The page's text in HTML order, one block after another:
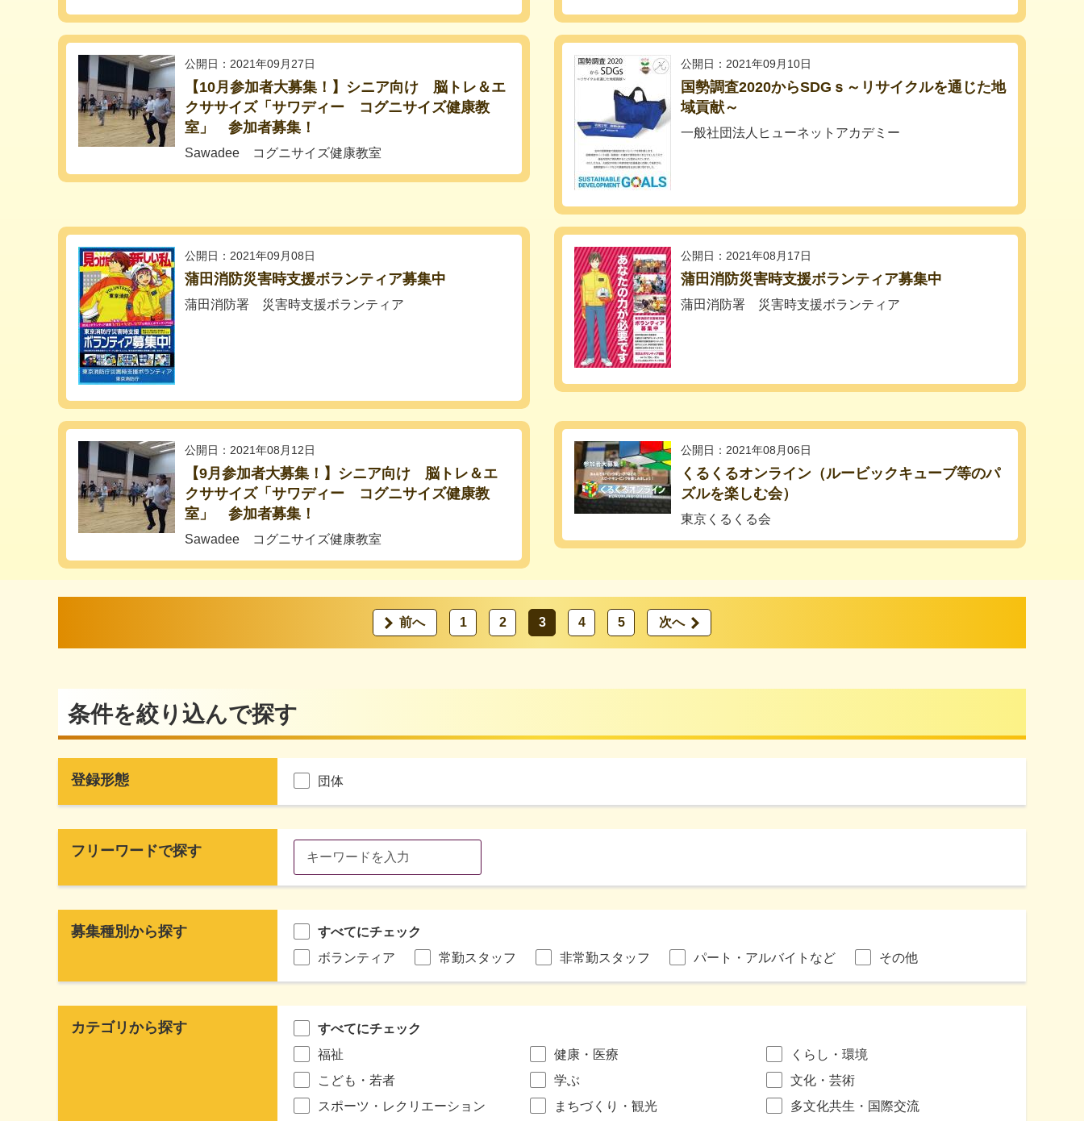
公開日：2021年09月27日
【10月参加者大募集！】シニア向け 脳トレ＆エ
クササイズ「サワディー コグニサイズ健康教
室」 参加者募集！
Sawadee コグニサイズ健康教室
公開日：2021年09月10日
国勢調査2020からSDGｓ～リサイクルを通じた地
域貢献～
一般社団法人ヒューネットアカデミー
公開日：2021年09月08日
蒲田消防災害時支援ボランティア募集中
蒲田消防署 災害時支援ボランティア
公開日：2021年08月17日
蒲田消防災害時支援ボランティア募集中
蒲田消防署 災害時支援ボランティア
公開日：2021年08月12日
【9月参加者大募集！】シニア向け 脳トレ＆エ
クササイズ「サワディー コグニサイズ健康教
室」 参加者募集！
Sawadee コグニサイズ健康教室
公開日：2021年08月06日
くるくるオンライン（ルービックキューブ等のパ
ズルを楽しむ会）
東京くるくる会
前へ 1 2 3 4 5 次へ
条件を絞り込んで探す
登録形態 団体
フリーワードで探す
募集種別から探す
すべてにチェック
ボランティア
常勤スタッフ 非常勤スタッフ パート・アルバイトなど その他
カテゴリから探す
すべてにチェック
福祉
健康・医療
くらし・環境
こども・若者
学ぶ
文化・芸術
スポーツ・レクリエーション
まちづくり・観光 多文化共生・国際交流